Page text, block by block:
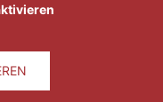
E.V.